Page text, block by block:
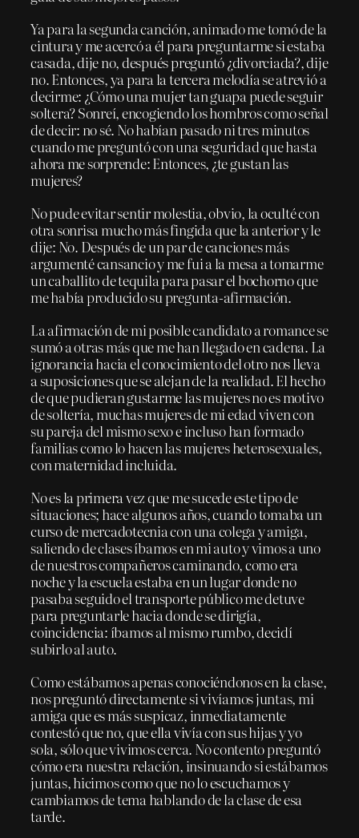
Ya para la segunda canción, animado me tomó de la
cintura y me acercó a él para preguntarme si estaba
casada, dije no, después preguntó ¿divorciada?, dije
no. Entonces, ya para la tercera melodía se atrevió a
decirme: ¿Cómo una mujer tan guapa puede seguir
soltera? Sonreí, encogiendo los hombros como señal
de decir: no sé. No habían pasado ni tres minutos
cuando me preguntó con una seguridad que hasta
ahora me sorprende: Entonces, ¿te gustan las
mujeres?
No pude evitar sentir molestia, obvio, la oculté con
otra sonrisa mucho más fingida que la anterior y le
dije: No. Después de un par de canciones más
argumenté cansancio y me fui a la mesa a tomarme
un caballito de tequila para pasar el bochorno que
me había producido su pregunta-afirmación.
La afirmación de mi posible candidato a romance se
sumó a otras más que me han llegado en cadena. La
ignorancia hacia el conocimiento del otro nos lleva
a suposiciones que se alejan de la realidad. El hecho
de que pudieran gustarme las mujeres no es motivo
de soltería, muchas mujeres de mi edad viven con
su pareja del mismo sexo e incluso han formado
familias como lo hacen las mujeres heterosexuales,
con maternidad incluida.
No es la primera vez que me sucede este tipo de
situaciones; hace algunos años, cuando tomaba un
curso de mercadotecnia con una colega y amiga,
saliendo de clases íbamos en mi auto y vimos a uno
de nuestros compañeros caminando, como era
noche y la escuela estaba en un lugar donde no
pasaba seguido el transporte público me detuve
para preguntarle hacia donde se dirigía,
coincidencia: íbamos al mismo rumbo, decidí
subirlo al auto.
Como estábamos apenas conociéndonos en la clase,
nos preguntó directamente si vivíamos juntas, mi
amiga que es más suspicaz, inmediatamente
contestó que no, que ella vivía con sus hijas y yo
sola, sólo que vivimos cerca. No contento preguntó
cómo era nuestra relación, insinuando si estábamos
juntas, hicimos como que no lo escuchamos y
cambiamos de tema hablando de la clase de esa
tarde.